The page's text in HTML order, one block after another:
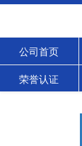
公司首页
荣誉认证